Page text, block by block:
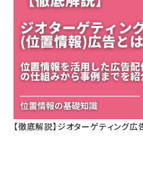
【徹底解説】ジオターゲティング広